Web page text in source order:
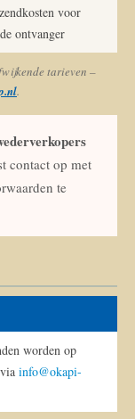
voor
ontvanger
tarieven –
.
contact op met
te
worden op
info@okapi-